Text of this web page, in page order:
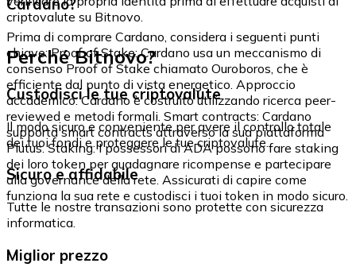
criptovalute su Bitnovo.
Cardano?
Prima di comprare Cardano, considera i seguenti punti
chiave: Proof of Stake: Cardano usa un meccanismo di
consenso Proof of Stake chiamato Ouroboros, che è
efficiente dal punto di vista energetico. Approccio
accademico: Cardano è costruito utilizzando ricerca peer-
reviewed e metodi formali. Smart contracts: Cardano
supporta smart contracts attraverso la sua piattaforma
Plutus. Staking: I possessori di ADA possono fare staking
dei loro token per guadagnare ricompense e partecipare
alla governance della rete. Assicurati di capire come
funziona la sua rete e custodisci i tuoi token in modo sicuro.
Perché Bitnovo?
Custodisci le tue criptovalute
Il modo sicuro e conveniente per avere il controllo totale
dei tuoi fondi e proteggere le tue criptovalute.
Sicuro e affidabile
Tutte le nostre transazioni sono protette con sicurezza
informatica.
Miglior prezzo